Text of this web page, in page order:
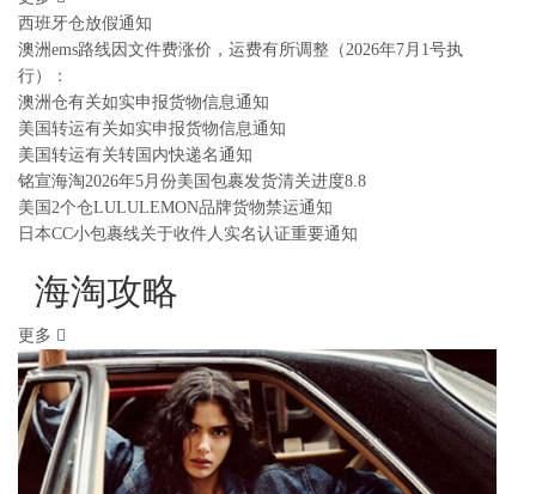
西班牙仓放假通知
澳洲ems路线因文件费涨价，运费有所调整（2026年7月1号执
行）：
澳洲仓有关如实申报货物信息通知
美国转运有关如实申报货物信息通知
美国转运有关转国内快递名通知
铭宣海淘2026年5月份美国包裹发货清关进度8.8
美国2个仓LULULEMON品牌货物禁运通知
日本CC小包裹线关于收件人实名认证重要通知
海淘攻略
更多